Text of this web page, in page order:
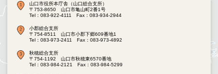
山口市役所本庁舎（山口総合支所）
〒753-8650 山口市亀山町2番1号
Tel：083-922-4111
Fax：083-934-2944
小郡総合支所
〒754-8511 山口市小郡下郷609番地1
Tel：083-973-2411
Fax：083-973-4892
秋穂総合支所
〒754-1192 山口市秋穂東6570番地
Tel：083-984-2121
Fax：083-984-5299